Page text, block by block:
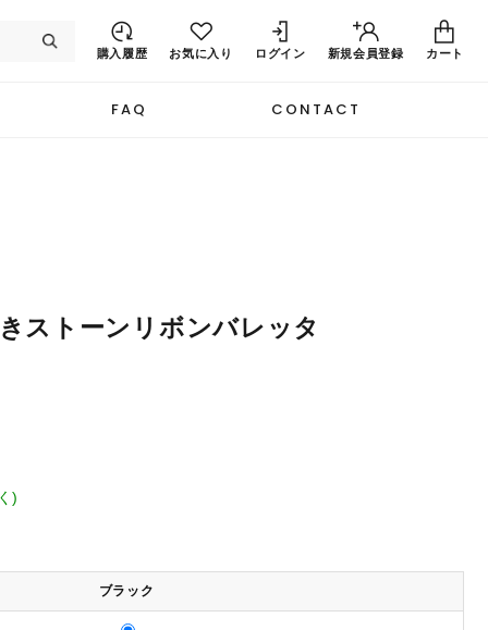
購入履歴
お気に入り ログイン 新規会員登録 カート
FAQ CONTACT
ストーンリボンバレッタ
)
ブラック